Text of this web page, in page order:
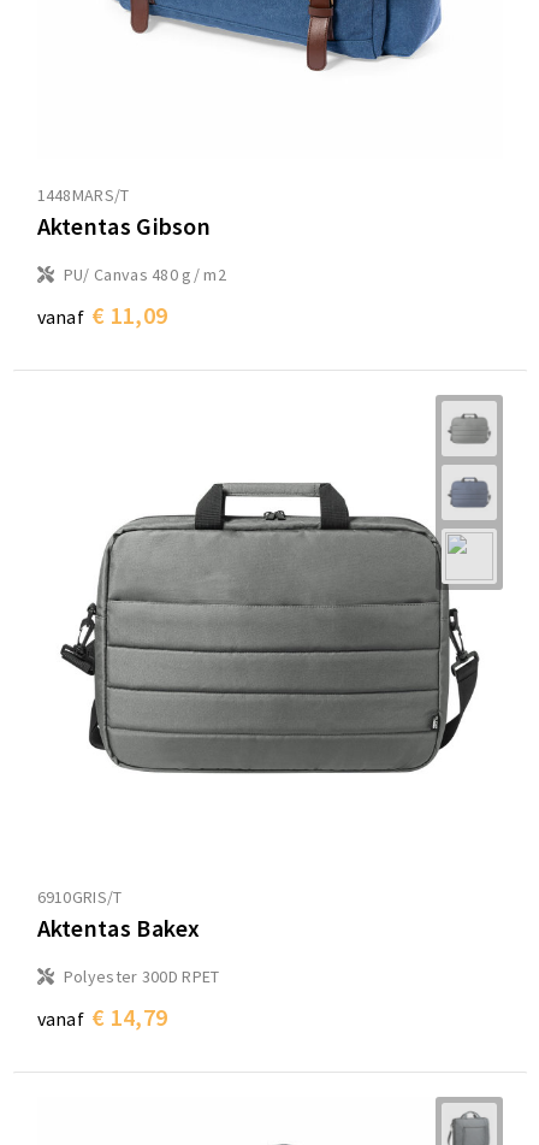
1448MARS/T
Aktentas Gibson
PU/ Canvas 480 g/ m2
vanaf € 11,09
6910GRIS/T
Aktentas Bakex
Polyester 300D RPET
vanaf € 14,79